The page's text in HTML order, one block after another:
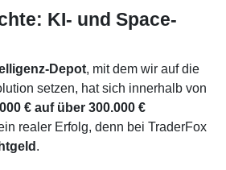
KI- und Space-
Depot, mit dem wir auf die
setzen, hat sich innerhalb von
€ auf über 300.000 €
realer Erfolg, denn bei TraderFox
.